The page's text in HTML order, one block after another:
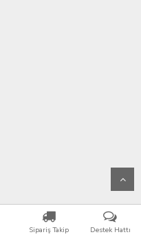
Sipariş Takip Destek Hattı